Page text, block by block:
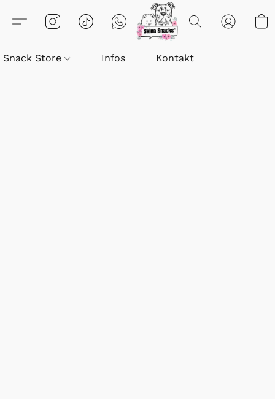
Snack Store Infos Kontakt